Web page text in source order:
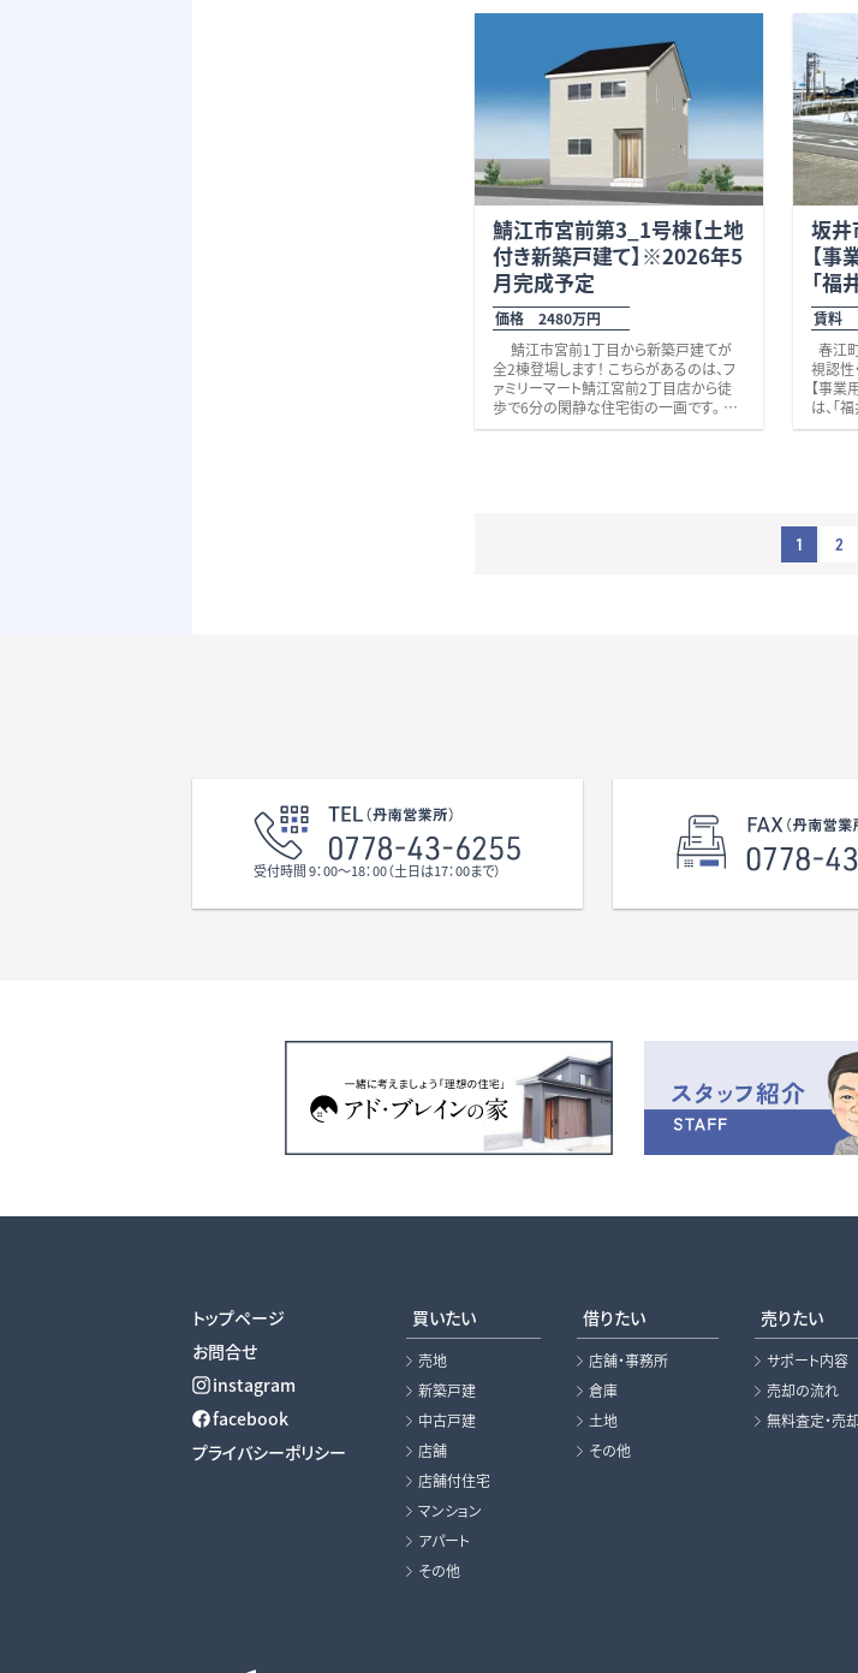
あり）
台 各
につい
はござ
ー東陽店があり、北中山小学校へも徒歩
徒歩圏内で日常の買い物も出来、車で出
かけるアクセスも良い環境です。 敷地面
積は94.67坪と広く整形の敷地で、平屋
の建築にも十分な大きさ。 些細なことで
も何でもお気軽にお問い合わせくださ
い。 お待ちしております。 校区 北中山
小学校、東陽中学校 ※上下水道引込済
み
※現況渡しにつき建物解体費用は買主
様ご負担となります。当社にてお見積も
り手配も可能です。
開放感
い整
８分）
（約９
さらに
科クリ
心の住
め、初
イント
そん
です。
こちら
ではあ
ご家
けます
せくださいませ
央中
※間口
約４．
鯖江市宮前第3_1号棟【土地
付き新築戸建て】※2026年5
月完成予定
価格 2480万円
全2棟登場します！ こちらがあるのは、フ
ァミリーマート鯖江宮前2丁目店から徒
歩で6分の閑静な住宅街の一画です。 近
郊には、
現地見学・資料請求・住宅ローンのご相
談の他、些細なことでも何でもお気軽に
ます。 校区 惜陰小学校（徒歩10分、約
坂井
【事
「福
賃料
春江
視認性
【事業
は、「
角地。
集客面
整っ
ンゼル
の方は
金・
相談
※敷金
1 2
受付時間 9：00〜18：00（土日は17：00まで）
トップページ
お問合せ
instagram
facebook
プライバシーポリシー
買いたい
売地
新築戸建
中古戸建
店舗
店舗付住宅
マンション
アパート
その他
借りたい
店舗・事務所
倉庫
土地
その他
売りたい
サポート内容
売却の流れ
無料査定・売